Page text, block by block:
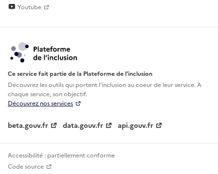
Youtube
Ce service fait partie de la Plateforme de l’inclusion
Découvrez les outils qui portent l'inclusion aucoeur de leur service. A
chaque service, son objectif.
Découvrez nos services
beta.gouv.fr data.gouv.fr api.gouv.fr
Accessibilité : partiellement conforme
Code source